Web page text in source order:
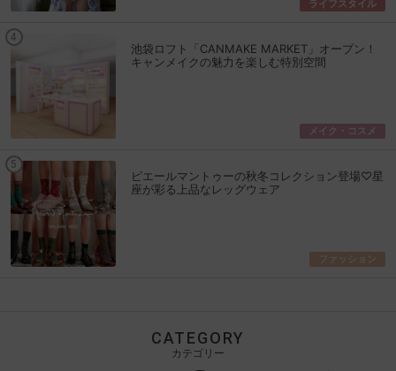
ライフスタイル
池袋ロフト「CANMAKE MARKET」オープン！
キャンメイクの魅力を楽しむ特別空間
メイク・コスメ
ピエールマントゥーの秋冬コレクション登場♡星
座が彩る上品なレッグウェア
ファッション
CATEGORY
カテゴリー